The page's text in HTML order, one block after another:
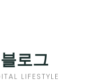
로그
LIFESTYLE